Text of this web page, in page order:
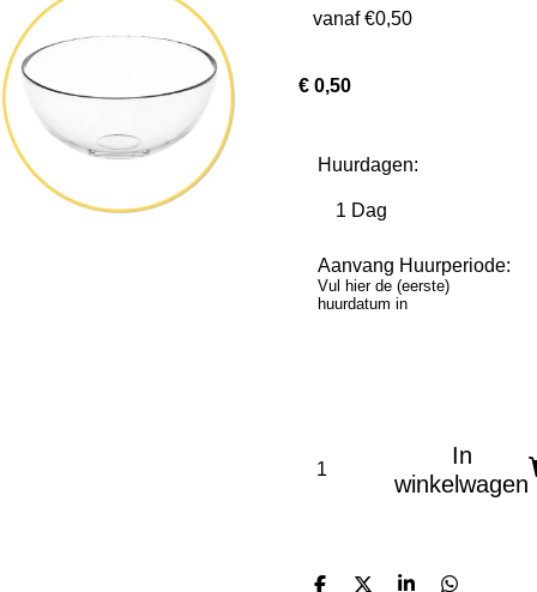
vanaf €0,50
€ 0,50
Huurdagen:
Aanvang Huurperiode:
Vul hier de (eerste)
huurdatum in
In
winkelwagen